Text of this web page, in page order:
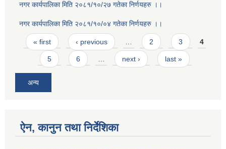
नगर कार्यपालिका मिति २०८१/१०/२७ गतेका निर्णयहरु ।।
नगर कार्यपालिका मिति २०८१/१०/०४ गतेका निर्णयहरु ।।
Pages
« first ‹ previous … 2 3 4
5 6 … next › last »
अन्य
ऐन, कानुन तथा निर्देशिका